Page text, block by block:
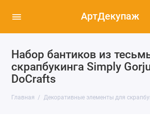
АртДекупаж
Набор бантиков из
скрапбукинга Simply
DoCrafts
Главная Декоративные элементы для